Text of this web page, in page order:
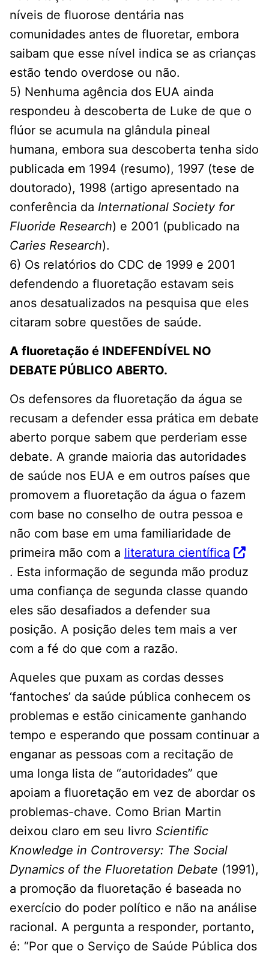
níveis de fluorose dentária nas
comunidades antes de fluoretar, embora
saibam que esse nível indica se as crianças
estão tendo overdose ou não.
5) Nenhuma agência dos EUA ainda
respondeu à descoberta de Luke de que o
flúor se acumula na glândula pineal
humana, embora sua descoberta tenha sido
publicada em 1994 (resumo), 1997 (tese de
doutorado), 1998 (artigo apresentado na
conferência da International Society for
Fluoride Research) e 2001 (publicado na
Caries Research).
6) Os relatórios do CDC de 1999 e 2001
defendendo a fluoretação estavam seis
anos desatualizados na pesquisa que eles
citaram sobre questões de saúde.
A fluoretação é INDEFENDÍVEL NO
DEBATE PÚBLICO ABERTO.
Os defensores da fluoretação da água se
recusam a defender essa prática em debate
aberto porque sabem que perderiam esse
debate. A grande maioria das autoridades
de saúde nos EUA e em outros países que
promovem a fluoretação da água o fazem
com base no conselho de outra pessoa e
não com base em uma familiaridade de
primeira mão com a literatura científica
. Esta informação de segunda mão produz
uma confiança de segunda classe quando
eles são desafiados a defender sua
posição. A posição deles tem mais a ver
com a fé do que com a razão.
Aqueles que puxam as cordas desses
‘fantoches’ da saúde pública conhecem os
problemas e estão cinicamente ganhando
tempo e esperando que possam continuar a
enganar as pessoas com a recitação de
uma longa lista de “autoridades” que
apoiam a fluoretação em vez de abordar os
problemas-chave. Como Brian Martin
deixou claro em seu livro Scientific
Knowledge in Controversy: The Social
Dynamics of the Fluoretation Debate (1991),
a promoção da fluoretação é baseada no
exercício do poder político e não na análise
racional. A pergunta a responder, portanto,
é: “Por que o Serviço de Saúde Pública dos